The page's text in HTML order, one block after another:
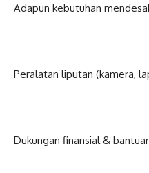
Adapun kebutuhan
Peralatan liputan (kamera,
Dukungan finansial &